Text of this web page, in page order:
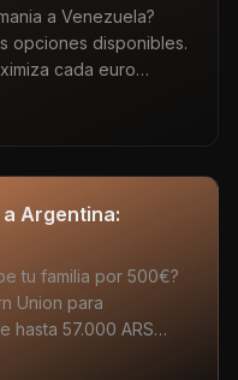
a Venezuela?
opciones disponibles.
cada euro
a Argentina:
tu familia por 500€?
Union para
hasta 57.000 ARS